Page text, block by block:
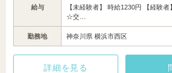
給与
【未経験者】 時給1230円 【経験
☆交…
勤務地 神奈川県 横浜市西区
詳細を見る